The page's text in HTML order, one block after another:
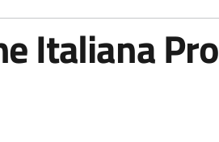
Italiana Pro